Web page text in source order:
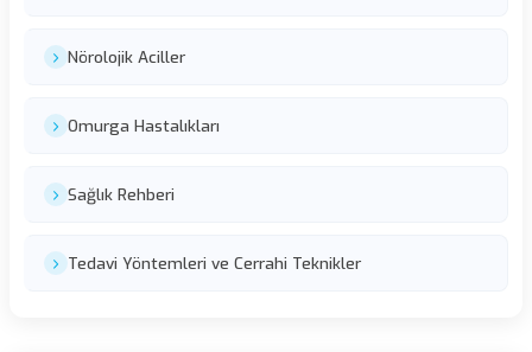
Nörolojik Aciller
Omurga Hastalıkları
Sağlık Rehberi
Tedavi Yöntemleri ve Cerrahi Teknikler